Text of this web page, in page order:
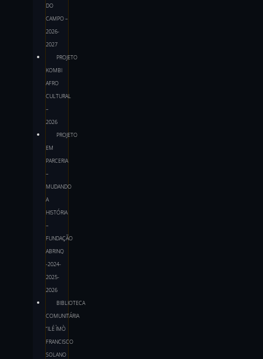
DO
CAMPO –
2026-
2027
PROJETO
KOMBI
AFRO
CULTURAL
–
2026
PROJETO
EM
PARCERIA
–
MUDANDO
A
HISTÓRIA
–
FUNDAÇÃO
ABRINQ
-2024-
2025-
2026
BIBLIOTECA
COMUNITÁRIA
“ILÉ ÌMÒ
FRANCISCO
SOLANO